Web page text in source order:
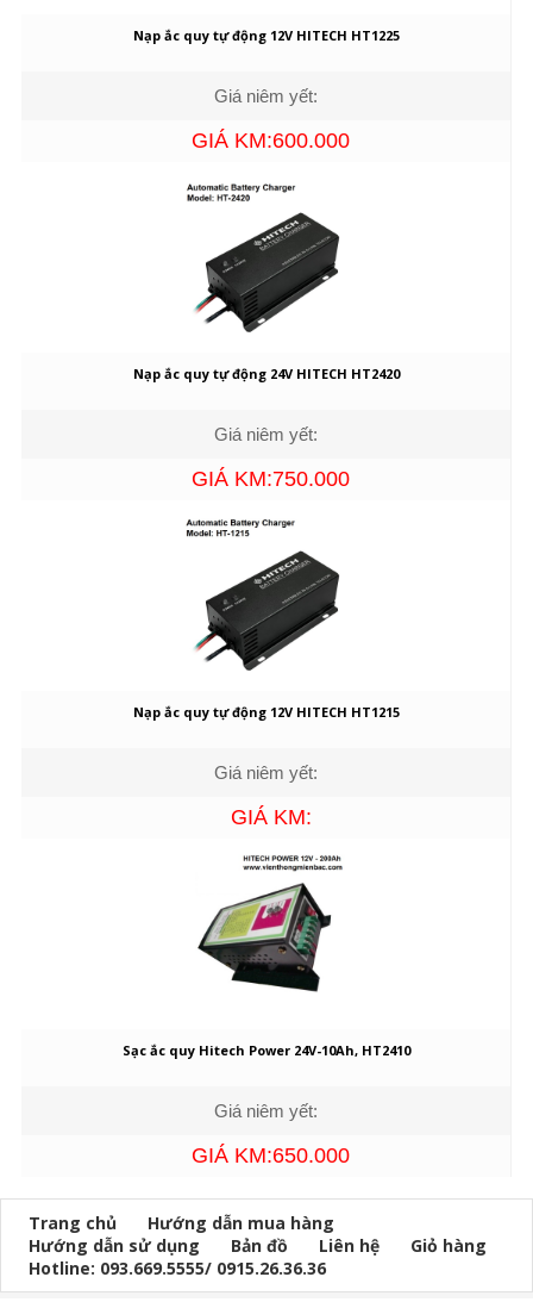
Nạp ắc quy tự động 12V HITECH HT1225
Giá niêm yết:
GIÁ KM:600.000
Nạp ắc quy tự động 24V HITECH HT2420
Giá niêm yết:
GIÁ KM:750.000
Nạp ắc quy tự động 12V HITECH HT1215
Giá niêm yết:
GIÁ KM:
Sạc ắc quy Hitech Power 24V-10Ah, HT2410
Giá niêm yết:
GIÁ KM:650.000
Trang chủ
Hướng dẫn mua hàng
Hướng dẫn sử dụng
Bản đồ Liên hệ
Giỏ hàng
Hotline: 093.669.5555/ 0915.26.36.36